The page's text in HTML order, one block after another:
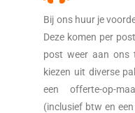
Bij ons huur je
Deze komen per
post weer aan ons
kiezen uit diverse
een offerte-op-
(inclusief btw en